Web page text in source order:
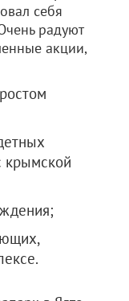
себя
радуют
акции,
крымской